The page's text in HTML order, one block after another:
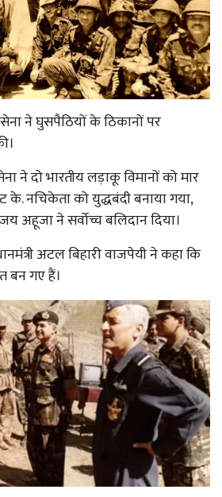
ने घुसपैठियों के ठिकानों पर
ने दो भारतीय लड़ाकू विमानों को मार
के. नचिकेता को युद्धबंदी बनाया गया,
अहूजा ने सर्वोच्च बलिदान दिया।
अटल बिहारी वाजपेयी ने कहा कि
बन गए हैं।